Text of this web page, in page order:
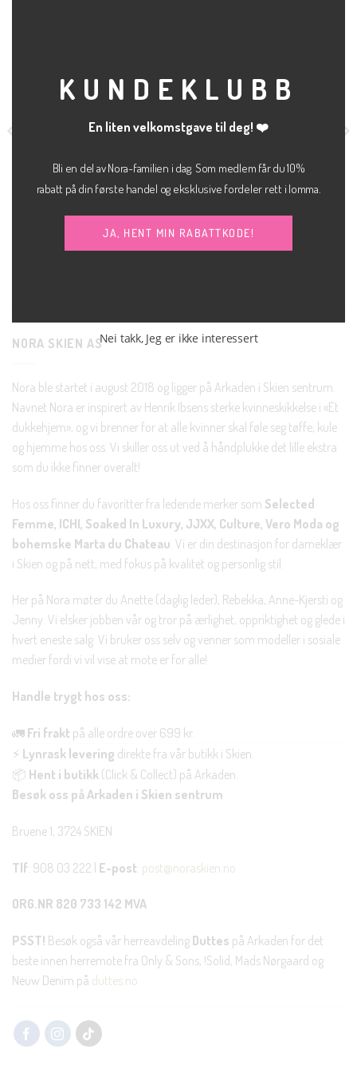
PILGRIM Marita lilla
NORA SKIEN AS
Nora ble startet i august 2018 og ligger på Arkaden i Skien sentrum.
Navnet Nora er inspirert av Henrik Ibsens sterke kvinneskikkelse i «Et
dukkehjem», og vi brenner for at alle kvinner skal føle seg tøffe, kule
og hjemme hos oss. Vi skiller oss ut ved å håndplukke det lille ekstra
som du ikke finner overalt!
Hos oss finner du favoritter fra ledende merker som Selected
Femme, ICHI, Soaked In Luxury, JJXX, Culture, Vero Moda og
bohemske Marta du Chateau . Vi er din destinasjon for dameklær
i Skien og på nett, med fokus på kvalitet og personlig stil.
Her på Nora møter du Anette (daglig leder), Rebekka, Anne-Kjersti og
Jenny. Vi elsker jobben vår og tror på ærlighet, oppriktighet og glede i
hvert eneste salg. Vi bruker oss selv og venner som modeller i sosiale
medier fordi vi vil vise at mote er for alle!
Handle trygt hos oss:
🚛 Fri frakt på alle ordre over 699 kr.
⚡ Lynrask levering direkte fra vår butikk i Skien.
📦 Hent i butikk (Click & Collect) på Arkaden.
Besøk oss på Arkaden i Skien sentrum
Bruene 1, 3724 SKIEN
Tlf: 908 03 222 | E-post: post@noraskien.no
ORG.NR 820 733 142 MVA
PSST! Besøk også vår herreavdeling Duttes på Arkaden for det
beste innen herremote fra Only & Sons, !Solid, Mads Nørgaard og
Neuw Denim på duttes.no
KUNDEKLUBB
En liten velkomstgave til deg! ❤️
Bli en del av Nora-familien i dag. Som medlem får du 10%
rabatt på din første handel og eksklusive fordeler rett i lomma.
JA, HENT MIN RABATTKODE!
Nei takk, Jeg er ikke interessert